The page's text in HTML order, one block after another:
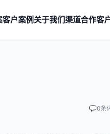
客户案例 关于我们渠道合作客
0条